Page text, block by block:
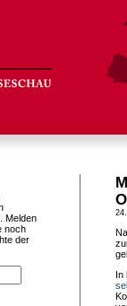
In
Melden
noch
der